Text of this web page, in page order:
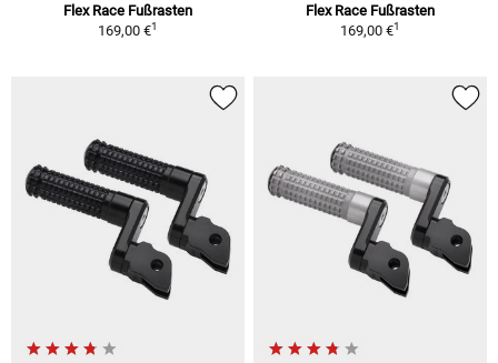
Flex Race Fußrasten
169,00 €1
Flex Race Fußrasten
169,00 €1